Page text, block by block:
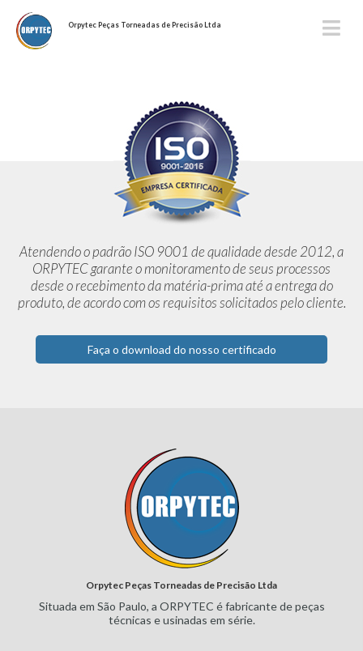
Orpytec Peças Torneadas de Precisão Ltda
Atendendo o padrão ISO 9001 de qualidade desde 2012,a
ORPYTEC garante o monitoramento de seus processos
desde orecebimento da matéria-prima até a entrega do
produto, de acordocom os requisitos solicitados pelo cliente.
Faça o download do nosso certificado
Orpytec Peças Torneadas de Precisão Ltda
Situada em São Paulo, a ORPYTEC é fabricante de peças
técnicas eusinadas em série.